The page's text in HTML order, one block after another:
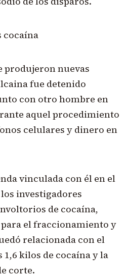
cocaína
produjeron nuevas
fue detenido
con otro hombre en
aquel procedimiento
celulares y dinero en
vinculada con él en el
investigadores
de cocaína,
el fraccionamiento y
relacionada con el
kilos de cocaína y la
corte.